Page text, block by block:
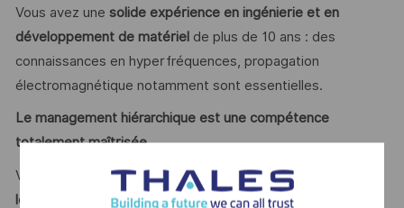
Vous avez une solide expérience en ingénierie et en
développement de matériel de plus de 10 ans : des
connaissances en hyperfréquences, propagation
électromagnétique notamment sont essentielles.
Le management hiérarchique est une compétence
totalement maîtrisée.
Vous maitrisez laconduite de projets complexes
leadership
vous permet d'engager et de développer votre